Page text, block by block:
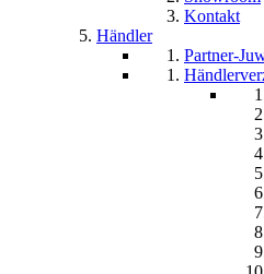
Kontakt
Händler
Partner-